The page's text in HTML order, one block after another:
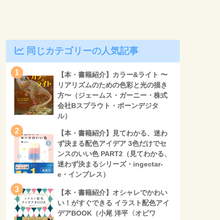
同じカテゴリーの人気記事
1
【本・書籍紹介】カラー&ライト 〜
リアリズムのための色彩と光の描き
方〜（ジェームス・ガーニー・株式
会社Bスプラウト・ボーンデジタ
ル）
2
【本・書籍紹介】見てわかる、迷わ
ず決まる配色アイデア 3色だけでセ
ンスのいい色 PART2（見てわかる、
迷わず決まるシリーズ・ingectar-
e・インプレス）
3
【本・書籍紹介】オシャレでかわい
い！がすぐできる イラスト配色アイ
デアBOOK（小尾 洋平〈オビワ